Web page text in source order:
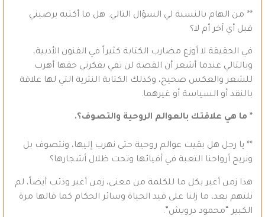
** من الهام بالنسبة لي السؤال التالي: هل ما أكتبه يرضيني
قبل أي آخر أم لا؟
في الحقيقة لا أوزع مضارب الكتابة كثيراً في الفنون الأدبية،
وبالتالي عندما أشعر أن القصة لن تفي بفكرتي حقها أهرب
للشعر والعكس صحيح، وكذلك الكتابة النثرية التي لها علاقة
بالنقد أو السياسة أو غيرهما.
* ما هي علاقتك بالعوالم الروحية والتصوف؟.
** يا رجل هل بقيت عوالم روحية حتى نهرب إليها، ونتصوف بل
ونريح أرواحنا التعبة في أفيائها وتحت ظلال أشجارها؟
هذا زمن أغبر بكل ما للكلمة من معنى، زمن أغبر وذئب أيضاً، لم
نلتهم بعد، ما زلنا على قيد الحياة وسائر الحكام كما قالها مرة
الكبير “محمود درويش”.